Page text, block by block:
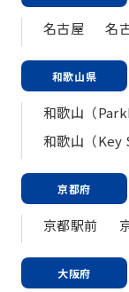
名古屋 名
和歌山県
和歌山（
和歌山（Key
京都府
京都駅前
大阪府